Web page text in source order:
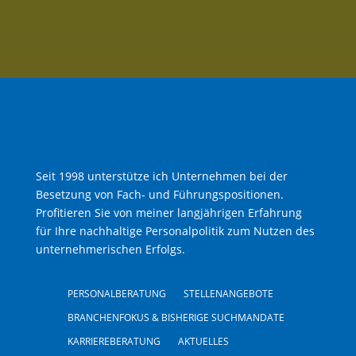
Seit 1998 unterstütze ich Unternehmen bei der
Besetzung von Fach- und Führungspositionen.
Profitieren Sie von meiner langjährigen Erfahrung
für Ihre nachhaltige Personalpolitik zum Nutzen des
unternehmerischen Erfolgs.
PERSONALBERATUNG
STELLENANGEBOTE
BRANCHENFOKUS & BISHERIGE SUCHMANDATE
KARRIEREBERATUNG
AKTUELLES